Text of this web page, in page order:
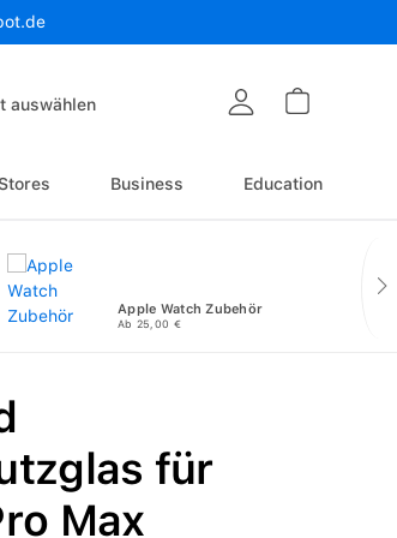
auswählen
Stores Business Education
Apple Watch Zubehör
Ab 25,00 €
für
Max